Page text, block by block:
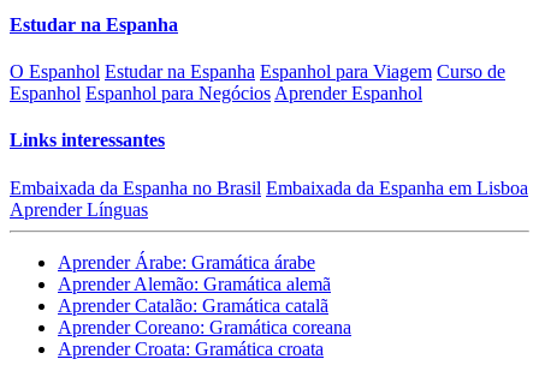
Estudar na Espanha
O Espanhol Estudar na Espanha Espanhol para Viagem Curso de
Espanhol Espanhol para Negócios Aprender Espanhol
Links interessantes
Embaixada da Espanha no Brasil Embaixada da Espanha em Lisboa
Aprender Línguas
Aprender Árabe: Gramática árabe
Aprender Alemão: Gramática alemã
Aprender Catalão: Gramática catalã
Aprender Coreano: Gramática coreana
Aprender Croata: Gramática croata